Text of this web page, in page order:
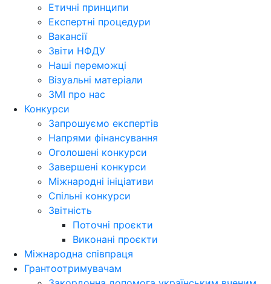
Етичні принципи
Експертні процедури
Вакансії
Звіти НФДУ
Наші переможці
Візуальні матеріали
ЗМІ про нас
Конкурси
Запрошуємо експертів
Напрями фінансування
Оголошені конкурси
Завершені конкурси
Міжнародні ініціативи
Спільні конкурси
Звітність
Поточні проєкти
Виконані проєкти
Міжнародна співпраця
Грантоотримувачам